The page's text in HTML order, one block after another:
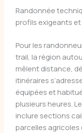
Randonnée
profils exigeants
Pour les
trail, la région
mêlent distance,
itinéraires
équipées et
plusieurs heures.
inclure sections
parcelles